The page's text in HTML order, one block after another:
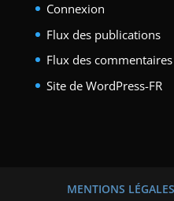
Connexion
Flux des publications
Flux des commentaires
Site de WordPress-FR
MENTIONS